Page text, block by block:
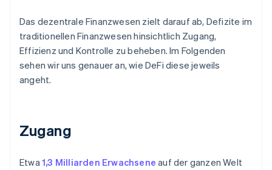
Das dezentrale Finanzwesen zielt darauf ab, Defizite im
traditionellen Finanzwesen hinsichtlich Zugang,
Effizienz und Kontrolle zu beheben. Im Folgenden
sehen wir uns genauer an, wie DeFi diese jeweils
angeht.
Zugang
Etwa1,3 Milliarden Erwachsene auf der ganzen Welt